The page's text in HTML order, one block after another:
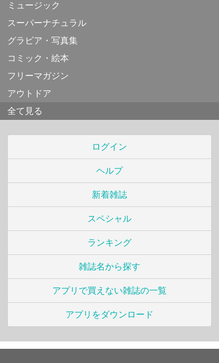
ミュージック
スーパーナチュラル
グラビア・写真集
コミック・絵本
フリーマガジン
アウトドア
全て見る
ログイン
ヘルプ
新着雑誌
スペシャル
ランキング
雑誌名から探す
アプリで買えない雑誌の一覧
アプリをダウンロード